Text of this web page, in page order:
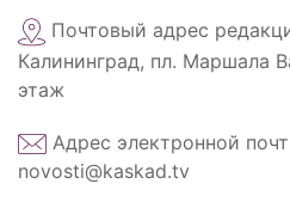
Почтовый адрес
Калининград, пл. Маршала
этаж
Адрес электронной
novosti@kaskad.tv